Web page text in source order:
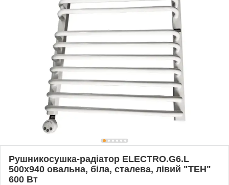
Рушникосушка-радіатор ELECTRO.G6.L
500х940 овальна, біла, сталева, лівий "ТЕН"
600 Вт